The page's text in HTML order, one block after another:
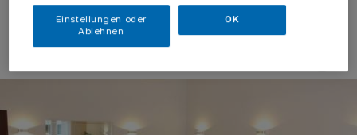
15.03.2019 , 10:51 Uhr Eine Minute Lesezeit
Einstellungen oder
Ablehnen
OK